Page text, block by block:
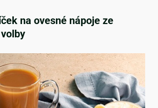
na ovesné nápoje ze